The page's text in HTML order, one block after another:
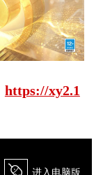
https://xy2.1
򰀄 进入电脑版